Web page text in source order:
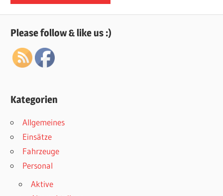
Please follow & like us :)
Kategorien
Allgemeines
Einsätze
Fahrzeuge
Personal
Aktive